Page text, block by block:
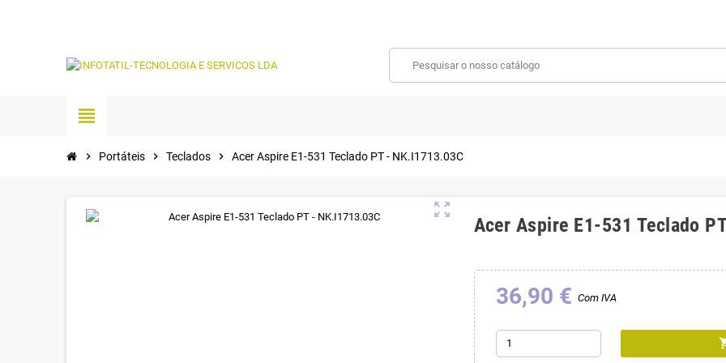
view_headline
chevron_right Portáteis chevron_right Teclados chevron_right Acer Aspire E1-531 Teclado PT - NK.I1713.03C
zoom_out_map
Acer Aspire E1-531 Teclado
36,90 € Com IVA